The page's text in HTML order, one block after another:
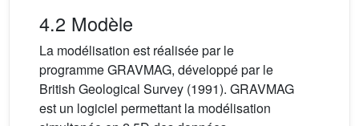
4.2 Modèle
La modélisation est réalisée par le
programme GRAVMAG, développé par le
British Geological Survey (1991). GRAVMAG
est un logiciel permettant la modélisation